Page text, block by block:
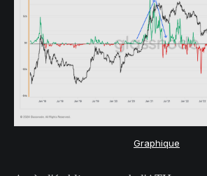
Graphique